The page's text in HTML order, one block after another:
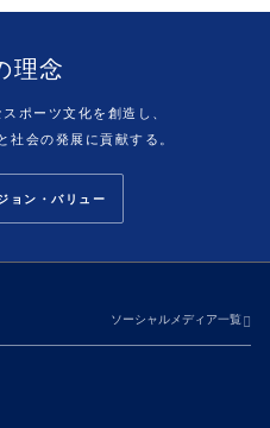
理念
ポーツ文化を創造し、
社会の発展に貢献する。
ョン・バリュー
ソーシャルメディア一覧